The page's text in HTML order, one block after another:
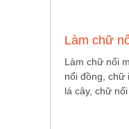
Làm chữ
Làm chữ nổi
nổi đồng, chữ
lá cây, chữ nổi